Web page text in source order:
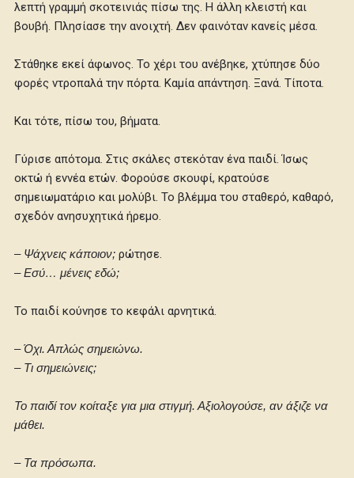
λεπτή γραμμή σκοτεινιάς πίσω της. Η άλλη κλειστή και
βουβή. Πλησίασε την ανοιχτή. Δεν φαινόταν κανείς μέσα.
Στάθηκε εκεί άφωνος. Το χέρι του ανέβηκε, χτύπησε δύο
φορές ντροπαλά την πόρτα. Καμία απάντηση. Ξανά. Τίποτα.
Και τότε, πίσω του, βήματα.
Γύρισε απότομα. Στις σκάλες στεκόταν ένα παιδί. Ίσως
οκτώ ή εννέα ετών. Φορούσε σκουφί, κρατούσε
σημειωματάριο και μολύβι. Το βλέμμα του σταθερό, καθαρό,
σχεδόν ανησυχητικά ήρεμο.
– Ψάχνεις κάποιον; ρώτησε.
– Εσύ… μένεις εδώ;
Το παιδί κούνησε το κεφάλι αρνητικά.
– Όχι. Απλώς σημειώνω.
– Τι σημειώνεις;
Το παιδί τον κοίταξε για μια στιγμή. Αξιολογούσε, αν άξιζε να
μάθει.
– Τα πρόσωπα.